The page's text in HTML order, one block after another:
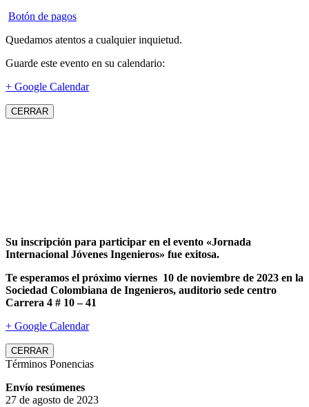
Botón de pagos
Quedamos atentos a cualquier inquietud.
Guarde este evento en su calendario:
+ Google Calendar
CERRAR
Su inscripción para participar en el evento «Jornada
Internacional Jóvenes Ingenieros» fue exitosa.
Te esperamos el próximo viernes 10 de noviembre de 2023 en la
Sociedad Colombiana de Ingenieros, auditorio sede centro
Carrera 4 # 10 – 41
+ Google Calendar
CERRAR
Términos Ponencias
Envío resúmenes
27 de agosto de 2023